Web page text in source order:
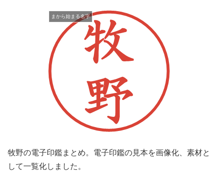
まから始まる名字
牧野の電子印鑑まとめ。電子印鑑の見本を画像化、素材と
して一覧化しました。